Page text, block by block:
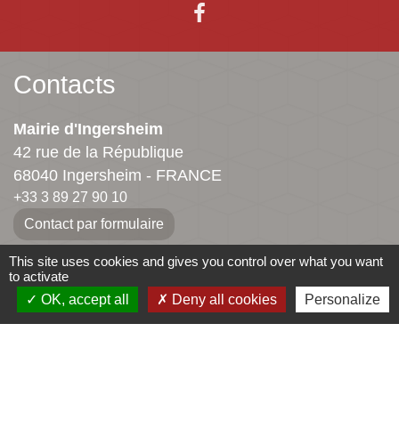
Contacts
Mairie d'Ingersheim
42 rue de la République
68040 Ingersheim - FRANCE
+33 3 89 27 90 10
Contact par formulaire
Jumelages
This site uses cookies and gives you control over what you want
to activate
OK, accept all
Deny all cookies Personalize